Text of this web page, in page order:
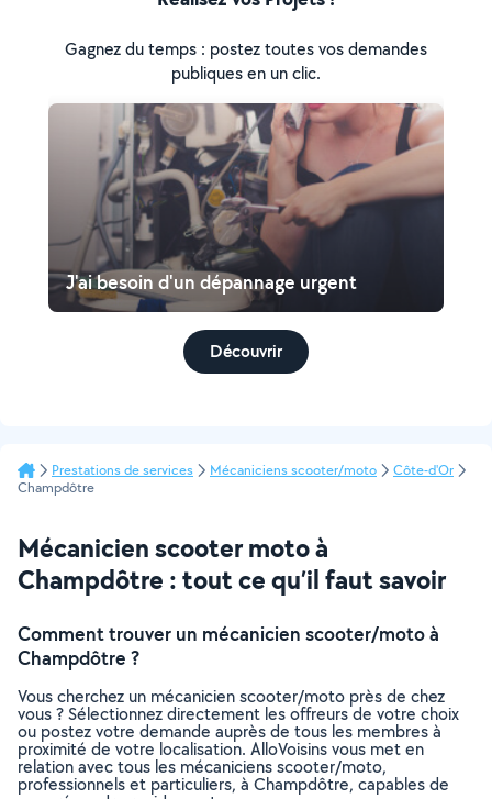
Gagnez du temps : postez toutes vos demandes
publiques en un clic.
J'ai besoin d'un dépannage urgent
Découvrir
Prestations de services Mécaniciens scooter/moto
Côte-d'Or
Champdôtre
Mécanicien scooter moto à
Champdôtre : tout ce qu’il faut savoir
Comment trouver un mécanicien scooter/moto à
Champdôtre ?
Vous cherchez un mécanicien scooter/moto près de chez
vous ? Sélectionnez directement les offreurs de votre choix
ou postez votre demande auprès de tous les membres à
proximité de votre localisation. AlloVoisins vous met en
relation avec tous les mécaniciens scooter/moto,
professionnels et particuliers, à Champdôtre, capables de